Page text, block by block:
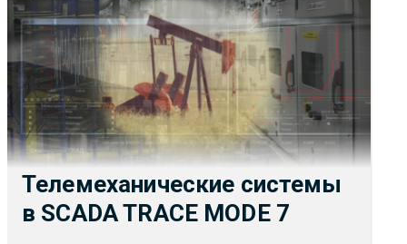
Телемеханические системы
в SCADA TRACE MODE 7